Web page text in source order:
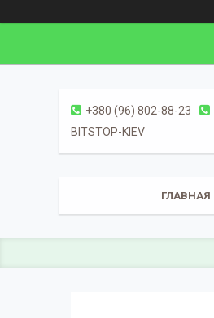
+380 (96) 802-88-23
BITSTOP-KIEV
ГЛАВНАЯ